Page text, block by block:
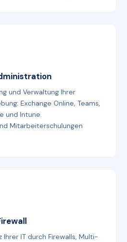
und Verwaltung Ihrer
Exchange Online, Teams,
und Intune.
Mitarbeiterschulungen
IT durch Firewalls, Multi-